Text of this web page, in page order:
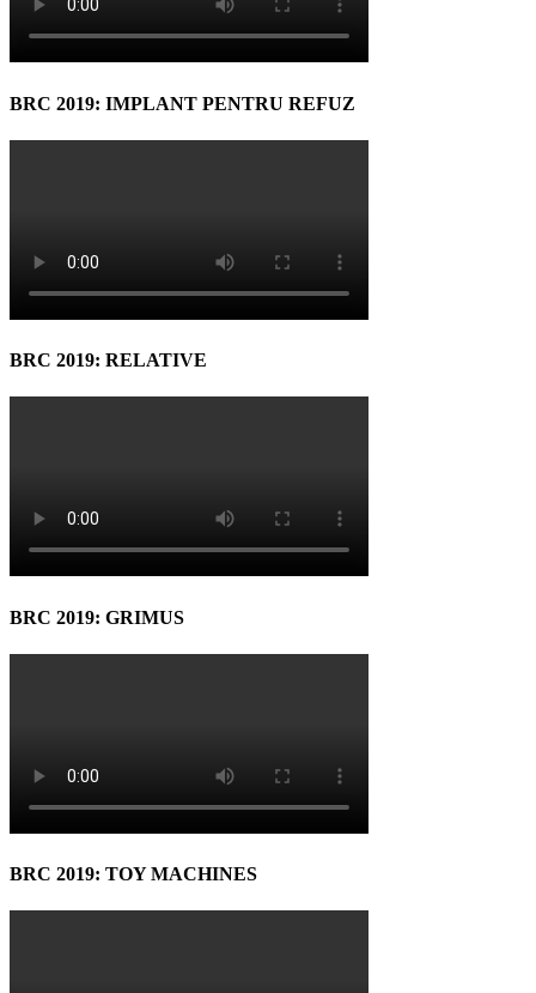
BRC 2019: IMPLANT PENTRU REFUZ
BRC 2019: RELATIVE
BRC 2019: GRIMUS
BRC 2019: TOY MACHINES